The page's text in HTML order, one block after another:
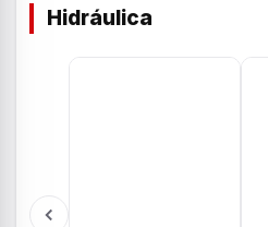
Hidráulica